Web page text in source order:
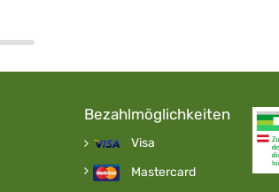
Bezahlmöglichkeiten
Visa
Mastercard